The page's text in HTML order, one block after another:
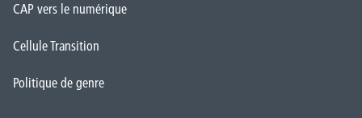
CAP vers le numérique
Cellule Transition
Politique de genre